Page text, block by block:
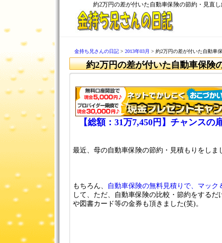
約2万円の差が付いた自動車保険の節約・見直
金持ち兄さんの日記 > 2013年03月 > 約2万円の差が付いた自動車
約2万円の差が付いた自動車保険
【総額：31万7,450円】チャンスの
最近、母の自動車保険の節約・見積もりをしま
もちろん、
自動車保険の無料見積りで、マック
して、ただ、自動車保険の比較・節約をする
や図書カード等の金券も頂きました(笑)。